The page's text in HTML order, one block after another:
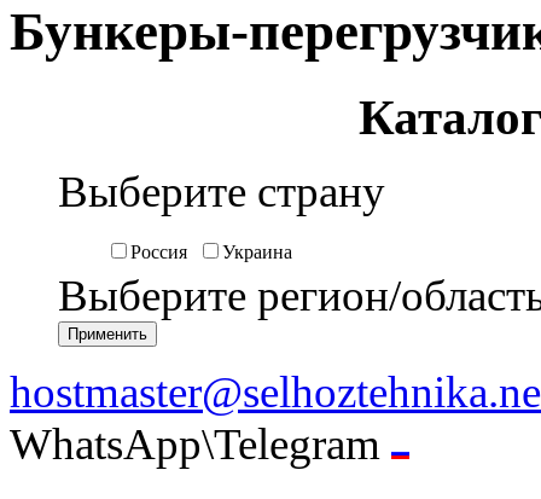
Бункеры-
Выберите страну
Россия Украина
Выберите регион/
WhatsApp\Telegram